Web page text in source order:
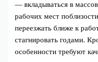
— вкладываться в
рабочих мест
переезжать ближе к
стагнировать годами.
особенности требуют